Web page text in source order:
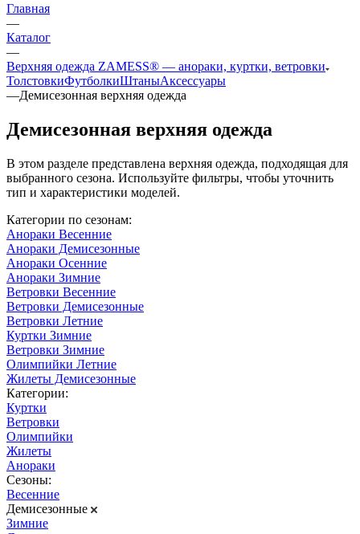
Главная
—
Каталог
—
Верхняя одежда ZAMESS® — анораки, куртки, ветровки
ТолстовкиФутболкиШтаныАксессуары
—Демисезонная верхняя одежда
Демисезонная верхняя одежда
В этом разделе представлена верхняя одежда, подходящая для
выбранного сезона. Используйте фильтры, чтобы уточнить
тип и характеристики моделей.
Категории по сезонам:
Анораки Весенние
Анораки Демисезонные
Анораки Осенние
Анораки Зимние
Ветровки Весенние
Ветровки Демисезонные
Ветровки Летние
Куртки Зимние
Ветровки Зимние
Олимпийки Летние
Жилеты Демисезонные
Категории:
Куртки
Ветровки
Олимпийки
Жилеты
Анораки
Сезоны:
Весенние
Демисезонные
Зимние